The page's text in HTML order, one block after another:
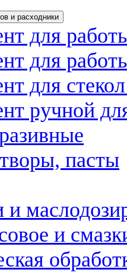
и расходники
для
для
для
ручной
пасты
и